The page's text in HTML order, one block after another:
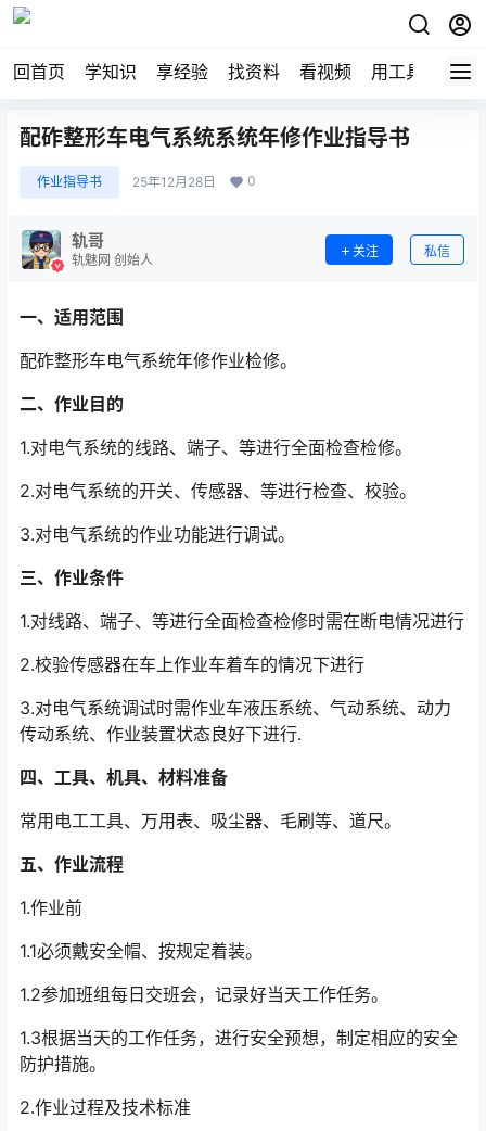
回首页 学知识 享经验 找资料 看视频 用工具 论技
配砟整形车电气系统系统年修作业指导书
作业指导书 25年12月28日 0
轨哥
轨魅网 创始人
关注 私信
一、适用范围
配砟整形车电气系统年修作业检修。
二、作业目的
1.对电气系统的线路、端子、等进行全面检查检修。
2.对电气系统的开关、传感器、等进行检查、校验。
3.对电气系统的作业功能进行调试。
三、作业条件
1.对线路、端子、等进行全面检查检修时需在断电情况进行
2.校验传感器在车上作业车着车的情况下进行
3.对电气系统调试时需作业车液压系统、气动系统、动力
传动系统、作业装置状态良好下进行.
四、工具、机具、材料准备
常用电工工具、万用表、吸尘器、毛刷等、道尺。
五、作业流程
1.作业前
1.1必须戴安全帽、按规定着装。
1.2参加班组每日交班会，记录好当天工作任务。
1.3根据当天的工作任务，进行安全预想，制定相应的安全
防护措施。
2.作业过程及技术标准